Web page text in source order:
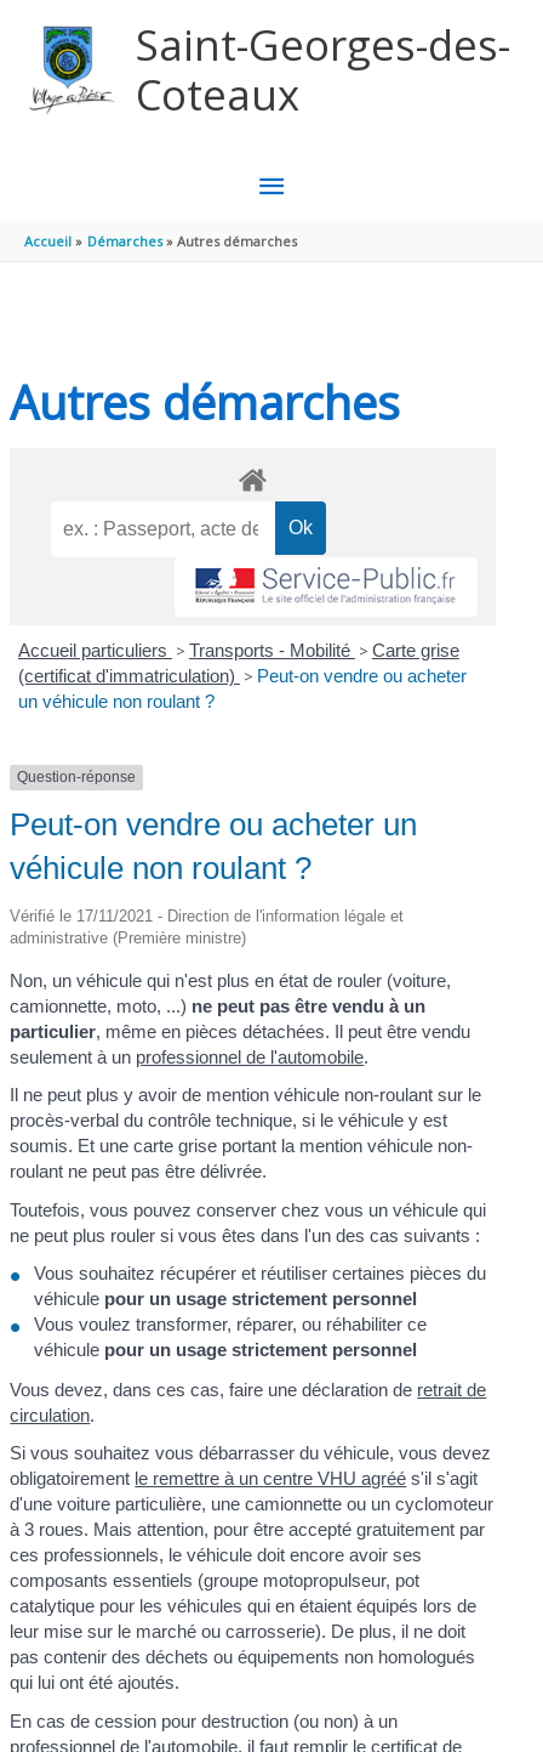
Saint-Georges-des-
Coteaux
MENU
PRINCIPAL
Accueil Démarches Autres démarches
Autres démarches
Accueil particuliers > Transports - Mobilité > Carte grise
(certificat d'immatriculation) > Peut-on vendre ou acheter
un véhicule non roulant ?
Question-réponse
Peut-on vendre ou acheter un
véhicule non roulant ?
Vérifié le 17/11/2021 - Direction de l'information légale et
administrative (Première ministre)
Non, un véhicule qui n'est plus en état de rouler (voiture,
camionnette, moto, ...) ne peut pas être vendu à un
particulier, même en pièces détachées. Il peut être vendu
seulement à un professionnel de l'automobile.
Il ne peut plus y avoir de mention véhicule non-roulant sur le
procès-verbal du contrôle technique, si le véhicule y est
soumis. Et une carte grise portant la mention véhicule non-
roulant ne peut pas être délivrée.
Toutefois, vous pouvez conserver chez vous un véhicule qui
ne peut plus rouler si vous êtes dans l'un des cas suivants :
Vous souhaitez récupérer et réutiliser certaines pièces du
véhicule pour un usage strictement personnel
Vous voulez transformer, réparer, ou réhabiliter ce
véhicule pour un usage strictement personnel
Vous devez, dans ces cas, faire une déclaration de retrait de
circulation.
Si vous souhaitez vous débarrasser du véhicule, vous devez
obligatoirement le remettre à un centre VHU agréé s'il s'agit
d'une voiture particulière, une camionnette ou un cyclomoteur
à 3 roues. Mais attention, pour être accepté gratuitement par
ces professionnels, le véhicule doit encore avoir ses
composants essentiels (groupe motopropulseur, pot
catalytique pour les véhicules qui en étaient équipés lors de
leur mise sur le marché ou carrosserie). De plus, il ne doit
pas contenir des déchets ou équipements non homologués
qui lui ont été ajoutés.
En cas de cession pour destruction (ou non) à un
professionnel de l'automobile, il faut remplir lecertificat de